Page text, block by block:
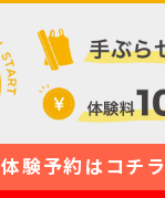
体験予約はコチラ